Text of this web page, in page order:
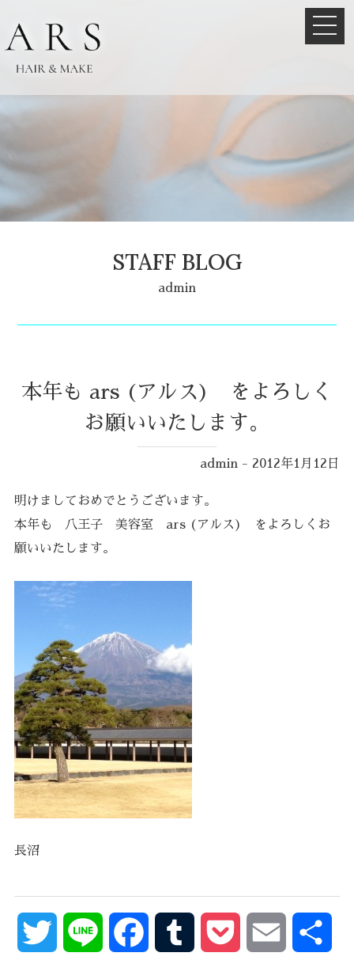
STAFF BLOG
admin
本年も ars (アルス) をよろしく
お願いいたします。
admin - 2012年1月12日
明けましておめでとうございます。
本年も 八王子 美容室 ars (アルス) をよろしくお
願いいたします。
長沼
Twitter Line FacebookTumblr Pocket Email